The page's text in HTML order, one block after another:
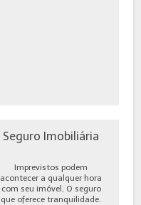
Seguro Imobiliária
Imprevistos podem
acontecer a qualquer hora
com seu imóvel, O seguro
que oferece tranquilidade.